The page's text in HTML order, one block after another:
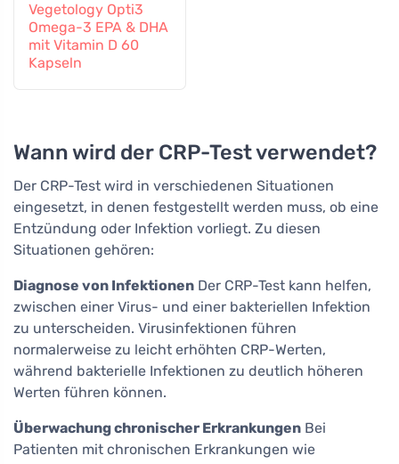
Vegetology Opti3
Omega-3 EPA & DHA
mit Vitamin D 60
Kapseln
Wann wird der CRP-Test verwendet?
Der CRP-Test wird in verschiedenen Situationen
eingesetzt, in denen festgestellt werden muss, ob eine
Entzündung oder Infektion vorliegt. Zu diesen
Situationen gehören:
Diagnose von Infektionen Der CRP-Test kann helfen,
zwischen einer Virus- und einer bakteriellen Infektion
zu unterscheiden. Virusinfektionen führen
normalerweise zu leicht erhöhten CRP-Werten,
während bakterielle Infektionen zu deutlich höheren
Werten führen können.
Überwachung chronischer Erkrankungen Bei
Patienten mit chronischen Erkrankungen wie